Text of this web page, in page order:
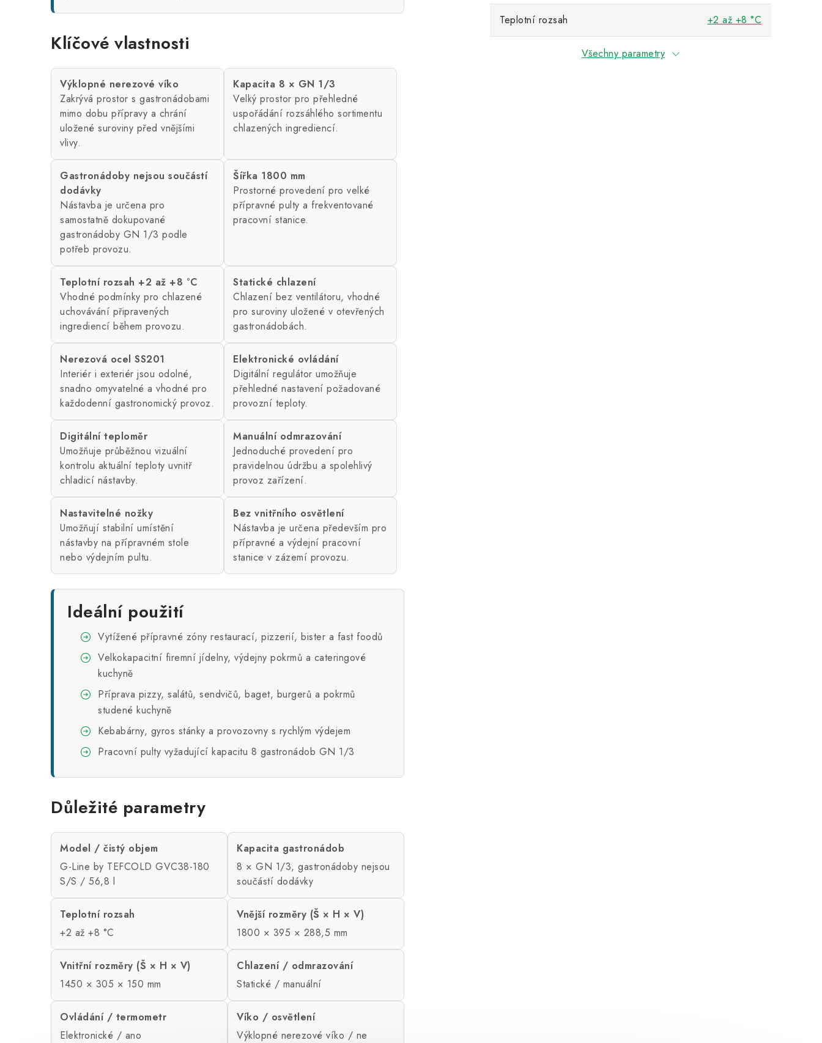
Klíčové vlastnosti
Výklopné nerezové víko
Zakrývá prostor s gastronádobami
mimo dobu přípravy a chrání
uložené suroviny před vnějšími
vlivy.
Kapacita 8 × GN 1/3
Velký prostor pro přehledné
uspořádání rozsáhlého sortimentu
chlazených ingrediencí.
Gastronádoby nejsou součástí
dodávky
Nástavba je určena pro
samostatně dokupované
gastronádoby GN 1/3 podle
potřeb provozu.
Šířka 1800 mm
Prostorné provedení pro velké
přípravné pulty a frekventované
pracovní stanice.
Teplotní rozsah +2 až +8 °C
Vhodné podmínky pro chlazené
uchovávání připravených
ingrediencí během provozu.
Statické chlazení
Chlazení bez ventilátoru, vhodné
pro suroviny uložené v otevřených
gastronádobách.
Nerezová ocel SS201
Interiér i exteriér jsou odolné,
snadno omyvatelné a vhodné pro
každodenní gastronomický provoz.
Elektronické ovládání
Digitální regulátor umožňuje
přehledné nastavení požadované
provozní teploty.
Digitální teploměr
Umožňuje průběžnou vizuální
kontrolu aktuální teploty uvnitř
chladicí nástavby.
Manuální odmrazování
Jednoduché provedení pro
pravidelnou údržbu a spolehlivý
provoz zařízení.
Nastavitelné nožky
Umožňují stabilní umístění
nástavby na přípravném stole
nebo výdejním pultu.
Bez vnitřního osvětlení
Nástavba je určena především pro
přípravné a výdejní pracovní
stanice v zázemí provozu.
Ideální použití
Vytížené přípravné zóny restaurací, pizzerií, bister a fast foodů
Velkokapacitní firemní jídelny, výdejny pokrmů a cateringové
kuchyně
Příprava pizzy, salátů, sendvičů, baget, burgerů a pokrmů
studené kuchyně
Kebabárny, gyros stánky a provozovny s rychlým výdejem
Pracovní pulty vyžadující kapacitu 8 gastronádob GN 1/3
Důležité parametry
Model / čistý objem
G-Line by TEFCOLD GVC38-180
S/S / 56,8 l
Kapacita gastronádob
8 × GN 1/3, gastronádoby nejsou
součástí dodávky
Teplotní rozsah
+2 až +8 °C
Vnější rozměry (Š × H × V)
1800 × 395 × 288,5 mm
Vnitřní rozměry (Š × H × V)
1450 × 305 × 150 mm
Chlazení / odmrazování
Statické / manuální
Ovládání / termometr
Elektronické / ano
Víko / osvětlení
Výklopné nerezové víko / ne
Teplotní rozsah +2 až +8 °C
Všechny parametry